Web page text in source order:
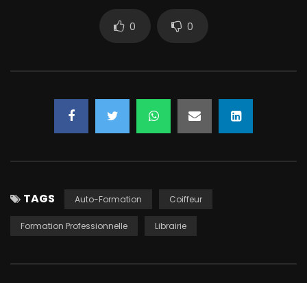
0 0
TAGS Auto-Formation Coiffeur
Formation Professionnelle Librairie